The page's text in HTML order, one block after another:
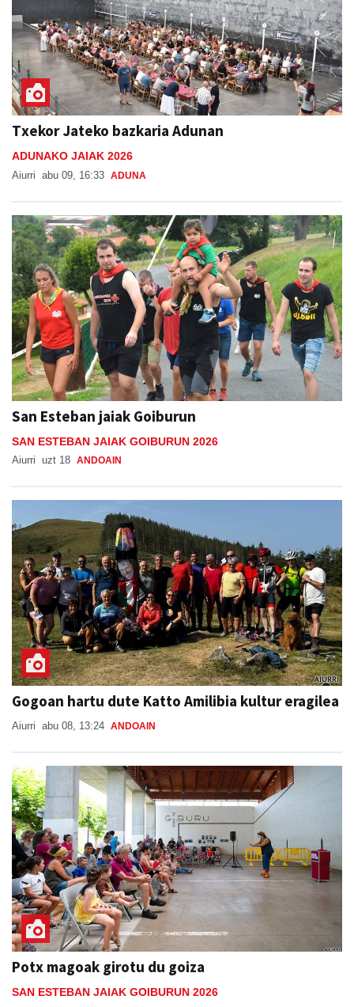
Txekor Jateko bazkaria Adunan
ADUNAKO JAIAK 2026
Aiurri abu 09, 16:33 ADUNA
San Esteban jaiak Goiburun
SAN ESTEBAN JAIAK GOIBURUN 2026
Aiurri uzt 18 ANDOAIN
Gogoan hartu dute Katto Amilibia kultur eragilea
Aiurri abu 08, 13:24 ANDOAIN
Potx magoak girotu du goiza
SAN ESTEBAN JAIAK GOIBURUN 2026